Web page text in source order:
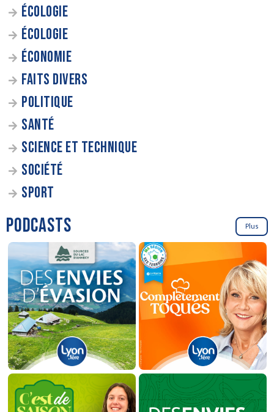
ÉCOLOGIE
ÉCOLOGIE
ÉCONOMIE
FAITS DIVERS
POLITIQUE
SANTÉ
SCIENCE ET TECHNIQUE
SOCIÉTÉ
SPORT
PODCASTS Plus